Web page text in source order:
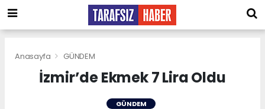
Anasayfa GÜNDEM
İzmir’de Ekmek 7 Lira Oldu
GÜNDEM